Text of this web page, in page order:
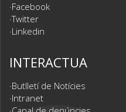
Facebook
Twitter
Linkedin
INTERACTUA
Butlletí de Notícies
Intranet